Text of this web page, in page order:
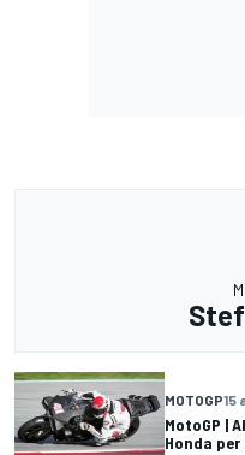
MOTOGP15
MotoGP |
Honda